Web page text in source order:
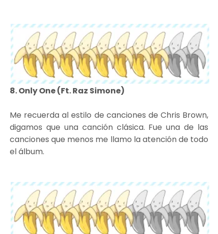
8. Only One (Ft. Raz Simone)
Me recuerda al estilo de canciones de Chris Brown,
digamos que una canción clásica. Fue una de las
canciones que menos me llamo la atención de todo
el álbum.